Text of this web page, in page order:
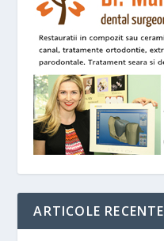
ARTICOLE RECENTE